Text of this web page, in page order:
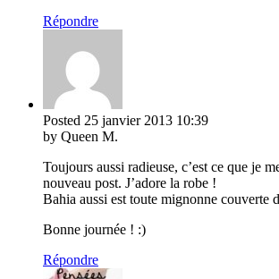
Répondre
Posted 25 janvier 2013 10:39
by Queen M.
Toujours aussi radieuse, c’est ce que je
nouveau post. J’adore la robe !
Bahia aussi est toute mignonne couverte
Bonne journée ! :)
Répondre